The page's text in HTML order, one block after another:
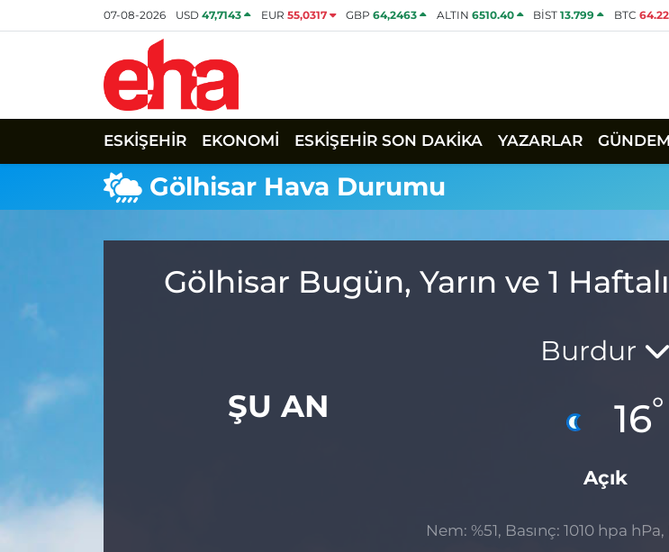
07-08-2026 USD47,7143 EUR 55,0317 GBP64,2463 ALTIN 6510.40 BİST13.799 BTC
ESKİŞEHİR EKONOMİ ESKİŞEHİR SON DAKİKA YAZARLAR GÜNDEM
Gölhisar Hava Durumu
Gölhisar Bugün, Yarın ve 1
ŞU AN
Burdur
16°
Açık
Nem: %51, Basınç: 1010 hpa